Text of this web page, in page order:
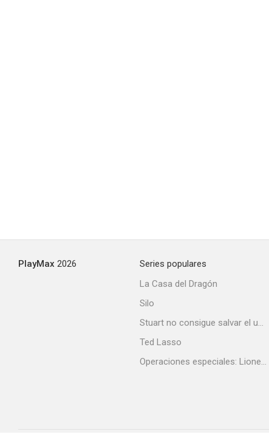
PlayMax 2026
Series populares
La Casa del Dragón
Silo
Stuart no consigue salvar el universo
Ted Lasso
Operaciones especiales: Lioness